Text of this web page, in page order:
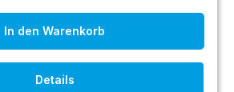
In den Warenkorb
Details